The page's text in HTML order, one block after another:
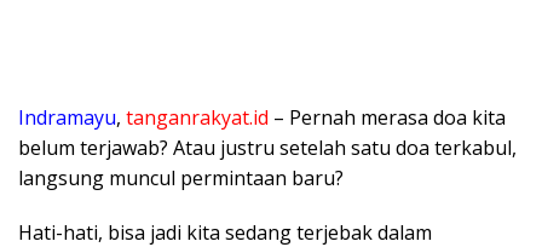
Indramayu, tanganrakyat.id – Pernah merasa doa kita
belum terjawab? Atau justru setelah satu doa terkabul,
langsung muncul permintaan baru?
Hati-hati, bisa jadi kita sedang terjebak dalam